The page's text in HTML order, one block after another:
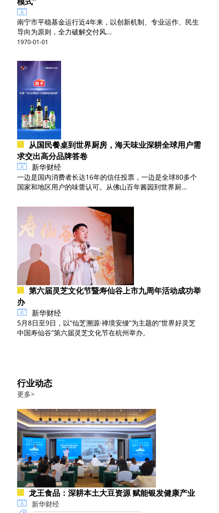
南宁市平稳基金运行近4年来，以创新机制、专业运作、民生
导向为原则，全力破解交付风...
1970-01-01
从国民餐桌到世界厨房，海天味业深耕全球用户需
求交出高分品牌答卷
新华财经
一边是国内消费者长达16年的信任投票，一边是全球80多个
国家和地区用户的味蕾认可。从佛山百年酱园到世界厨...
第六届灵芝文化节暨寿仙谷上市九周年活动成功举
办
新华财经
5月8日至9日，以“仙芝溯源·禅境安缦”为主题的“世界好灵芝
中国寿仙谷”第六届灵芝文化节在杭州举办。
行业动态
更多>
龙王食品：深耕本土大豆资源 赋能银发健康产业
新华财经